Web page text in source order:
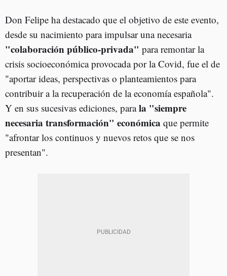
Don Felipe ha destacado que el objetivo de este evento,
desde su nacimiento para impulsar una necesaria
"colaboración público-privada" para remontar la
crisis socioeconómica provocada por la Covid, fue el de
"aportar ideas, perspectivas o planteamientos para
contribuir a la recuperación de la economía española".
Y en sus sucesivas ediciones, parala "siempre
necesaria transformación" económica que permite
"afrontar los continuos y nuevos retos que se nos
presentan".